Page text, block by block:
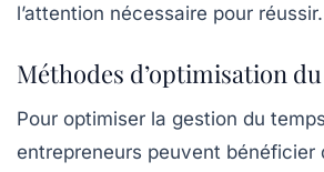
l’attention nécessaire pour réussir.
Méthodes d’optimisation
Pour optimiser la gestion du temps
entrepreneurs peuvent bénéficier